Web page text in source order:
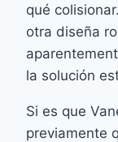
qué
otra diseña
la solución
Si es que
previamente